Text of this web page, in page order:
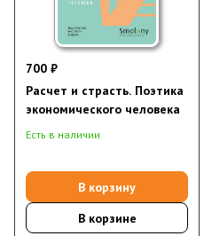
700 ₽
Расчет и страсть. Поэтика
экономического человека
Есть в наличии
В корзину
В корзине